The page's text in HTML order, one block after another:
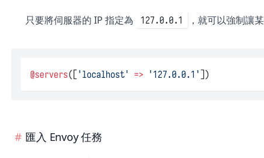
只要將伺服器的 IP 指定為 127.0.0.1 ，就可以強制讓
@servers([ 'localhost' => '127.0.0.1' ])
匯入 Envoy 任務